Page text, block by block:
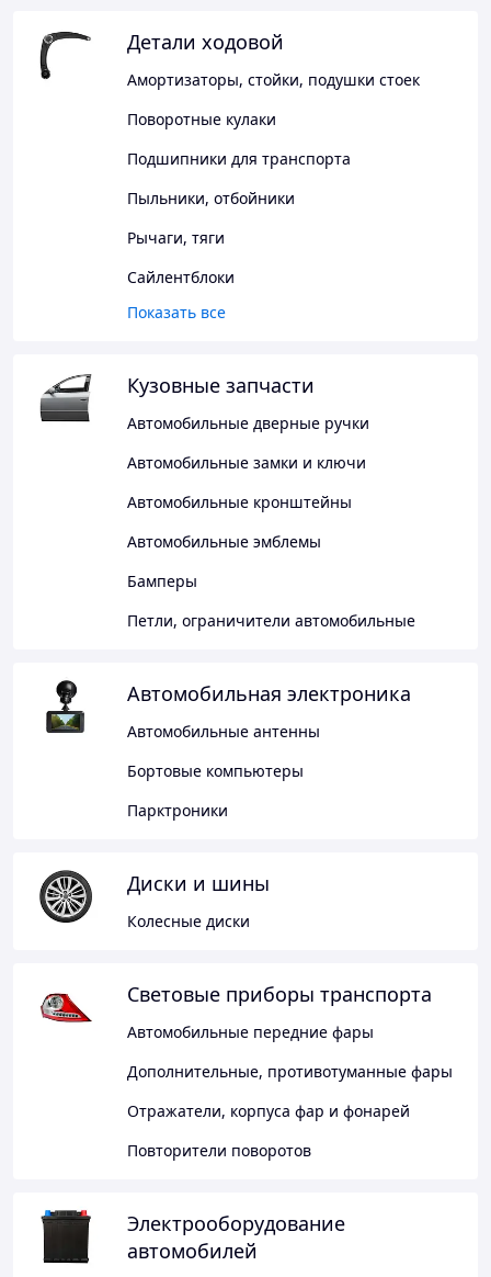
Детали ходовой
Амортизаторы, стойки, подушки стоек
Поворотные кулаки
Подшипники для транспорта
Пыльники, отбойники
Рычаги, тяги
Сайлентблоки
Показать все
Кузовные запчасти
Автомобильные дверные ручки
Автомобильные замки и ключи
Автомобильные кронштейны
Автомобильные эмблемы
Бамперы
Петли, ограничители автомобильные
Автомобильная электроника
Автомобильные антенны
Бортовые компьютеры
Парктроники
Диски и шины
Колесные диски
Световые приборы транспорта
Автомобильные передние фары
Дополнительные, противотуманные фары
Отражатели, корпуса фар и фонарей
Повторители поворотов
Электрооборудование
автомобилей